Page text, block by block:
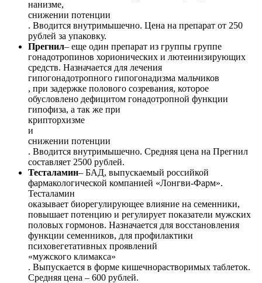
нанизме,
снижении потенции
. Вводится внутримышечно. Цена на препарат от 250
рублей за упаковку.
Прегнил– еще один препарат из группы группе
гонадотропинов хорионических и лютеинизирующих
средств. Назначается для лечения
гипогонадотропного гипогонадизма мальчиков
, при задержке полового созревания, которое
обусловлено дефицитом гонадотропной функции
гипофиза, а так же при
крипторхизме
и
снижении потенции
. Вводится внутримышечно. Средняя цена на Прегнил
составляет 2500 рублей.
Тесталамин– БАД, выпускаемый российкой
фармакологической компанией «Лонгви-Фарм».
Тесталамин
оказывает биорегулирующее влияние на семенники,
повышает потенцию и регулирует показатели мужских
половых гормонов. Назначается для восстановления
функции семенников, для профилактики
психовегетативных проявлений
«мужского климакса»
. Выпускается в форме кишечнорастворимых таблеток.
Средняя цена – 600 рублей.